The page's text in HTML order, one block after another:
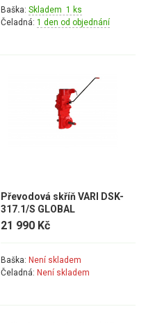
Baška: Skladem 1 ks
Čeladná: 1 den od objednání
Převodová skříň VARI DSK-
317.1/S GLOBAL
21 990 Kč
Baška: Není skladem
Čeladná: Není skladem